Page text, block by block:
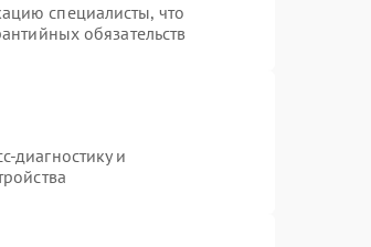
специалисты, что
обязательств
диагностику и